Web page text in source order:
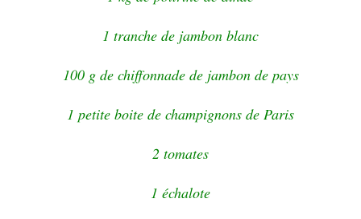
1 tranche de jambon blanc
100 g de chiffonnade de jambon de pays
1 petite boite de champignons de Paris
2 tomates
1 échalote